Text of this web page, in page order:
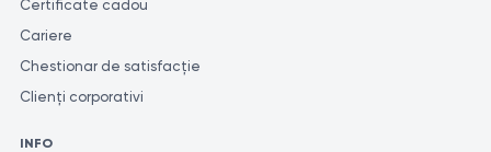
Certificate cadou
Cariere
Chestionar de satisfacție
Clienți corporativi
INFO